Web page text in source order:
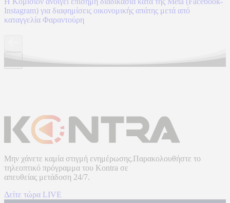
Instagram) για διαφημίσεις οικονομικής απάτης μετά από
καταγγελία Φαραντούρη
Μην χάνετε καμία στιγμή ενημέρωσης.Παρακολουθήστε το
τηλεοπτικό πρόγραμμα του Kontra σε
απευθείας μετάδοση 24/7.
Δείτε τώρα LIVE